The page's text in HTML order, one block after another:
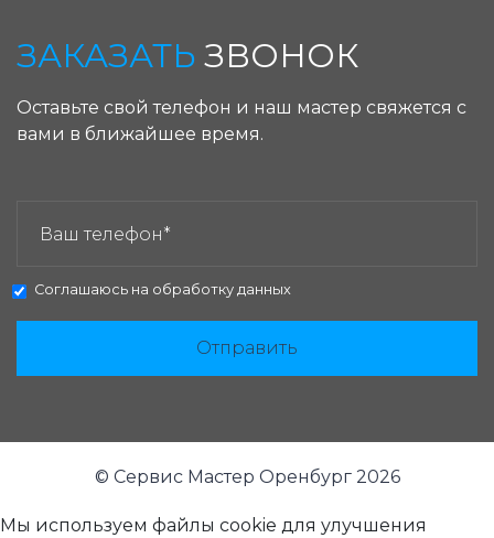
ЗАКАЗАТЬ ЗВОНОК
Оставьте свой телефон и наш мастер свяжется с
вами в ближайшее время.
Соглашаюсь на обработку данных
Отправить
© Сервис Мастер Оренбург 2026
Мы используем файлы cookie для улучшения